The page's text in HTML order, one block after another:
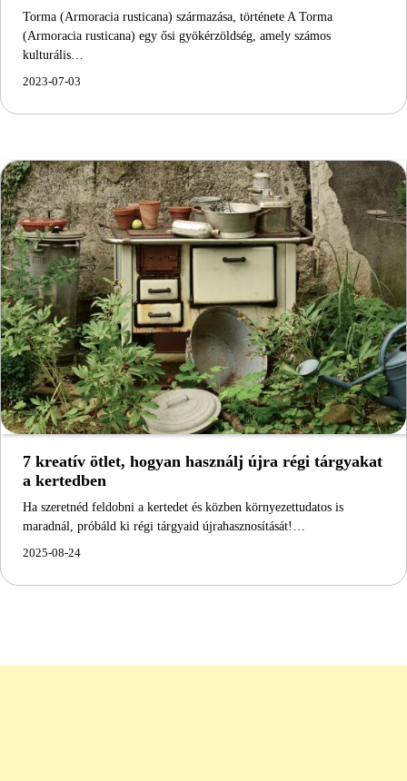
Torma (Armoracia rusticana) származása, története A Torma
(Armoracia rusticana) egy ősi gyökérzöldség, amely számos
kulturális…
2023-07-03
7 kreatív ötlet, hogyan használj újra régi tárgyakat
a kertedben
Ha szeretnéd feldobni a kertedet és közben környezettudatos is
maradnál, próbáld ki régi tárgyaid újrahasznosítását!…
2025-08-24